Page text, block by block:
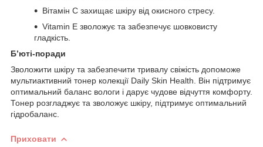
Вітамін С захищає шкіру від окисного стресу.
Vitamin E зволожує та забезпечує шовковисту
гладкість.
Б’юті-поради
Зволожити шкіру та забезпечити тривалу свіжість допоможе
мультиактивний тонер колекції Daily Skin Health. Він підтримує
оптимальний баланс вологи і дарує чудове відчуття комфорту.
Тонер розгладжує та зволожує шкіру, підтримує оптимальний
гідробаланс.
Приховати